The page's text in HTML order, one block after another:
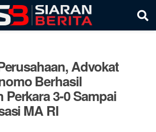
Advokat
Berhasil
Perkara 3-0 Sampai
MA RI